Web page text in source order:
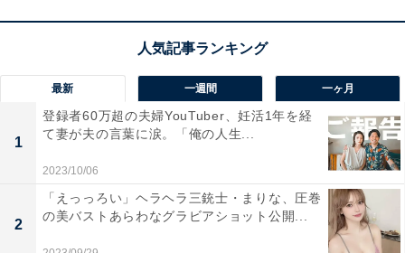
最新 一週間 一ヶ月
1
登録者60万超の夫婦YouTuber、妊活1年を経
て妻が夫の言葉に涙。「俺の人生...
2023/10/06
2
「えっっろい」ヘラヘラ三銃士・まりな、圧巻
の美バストあらわなグラビアショット公開...